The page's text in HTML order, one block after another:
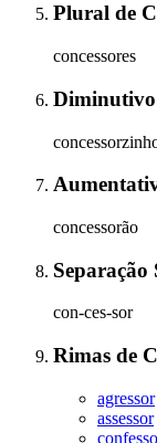
Plural de
concessores
Diminutivo
concessorão
Separação
con-ces-sor
Rimas de
agressor
assessor